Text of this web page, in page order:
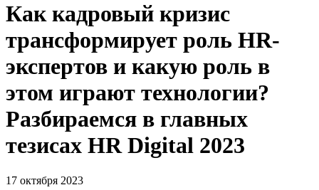
Как кадровый кризис
трансформирует роль HR-
экспертов и какую роль в
этом играют технологии?
Разбираемся в главных
тезисах HR Digital 2023
17 октября 2023